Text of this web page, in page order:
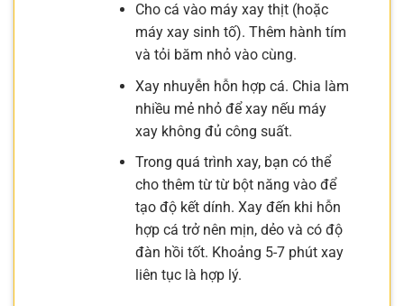
Cho cá vào máy xay thịt (hoặc
máy xay sinh tố). Thêm hành tím
và tỏi băm nhỏ vào cùng.
Xay nhuyễn hỗn hợp cá. Chia làm
nhiều mẻ nhỏ để xay nếu máy
xay không đủ công suất.
Trong quá trình xay, bạn có thể
cho thêm từ từ bột năng vào để
tạo độ kết dính. Xay đến khi hỗn
hợp cá trở nên mịn, dẻo và có độ
đàn hồi tốt. Khoảng 5-7 phút xay
liên tục là hợp lý.